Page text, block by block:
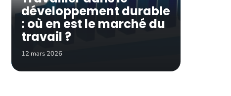
développement durable
: où en est le marché du
travail ?
12 mars 2026